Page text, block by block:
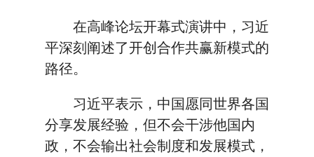
在高峰论坛开幕式演讲中，习近
平深刻阐述了开创合作共赢新模式的
路径。
习近平表示，中国愿同世界各国
分享发展经验，但不会干涉他国内
政，不会输出社会制度和发展模式，